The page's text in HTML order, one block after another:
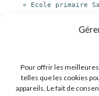
Pour offrir les
telles que les cookies
appareils. Le fait de
« Ecole primaire
d’outils à votre
pas utiliser les
de